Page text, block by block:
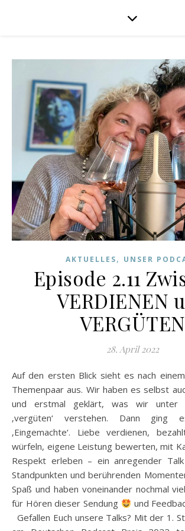
AKTUELLES, UNSER
Episode 2.11
VERDIENEN
VERGÜTEN
28. April 2022
Auf den ersten Blick sieht es nach einem ungewöhnlichen
Themenpaar aus. Wir haben es selbst
und erstmal geklärt, was wir unter
‚vergüten‘ verstehen. Dann ging
‚Eingemachte‘. Liebe verdienen,
würfeln, eigene Leistung bewerten, mit
Respekt erleben – ein anregender
Standpunkten und berührenden
Spaß und haben voneinander nochmal
für Hören dieser Sendung
und
Gefallen Euch unsere Talks? Mit der 1.